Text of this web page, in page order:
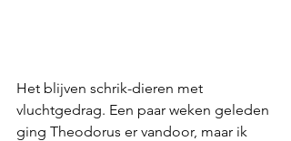
Het blijven schrik-dieren met
vluchtgedrag. Een paar weken geleden
ging Theodorus er vandoor, maar ik